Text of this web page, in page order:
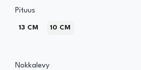
Pituus
13 CM 10 CM
Nokkalevy